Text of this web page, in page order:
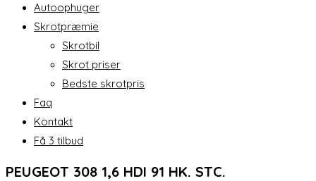
Autoophuger
Skrotpræmie
Skrotbil
Skrot priser
Bedste skrotpris
Faq
Kontakt
Få 3 tilbud
PEUGEOT 308 1,6 HDI 91 HK. STC.